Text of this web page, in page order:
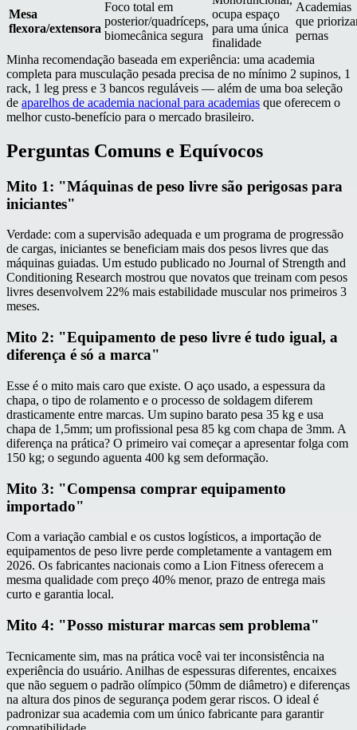
Mesa
flexora/extensora
Foco total em
posterior/quadríceps,
biomecânica segura
ocupa espaço
para uma única
finalidade
Academias
que
pernas
Minha recomendação baseada em experiência: uma academia
completa para musculação pesada precisa de no mínimo 2 supinos, 1
rack, 1 leg press e 3 bancos reguláveis — além de uma boa seleção
de aparelhos de academia nacional para academias que oferecem o
melhor custo-benefício para o mercado brasileiro.
Perguntas Comuns e Equívocos
Mito 1: "Máquinas de peso livre são perigosas para
iniciantes"
Verdade: com a supervisão adequada e um programa de progressão
de cargas, iniciantes se beneficiam mais dos pesos livres que das
máquinas guiadas. Um estudo publicado no Journal of Strength and
Conditioning Research mostrou que novatos que treinam com pesos
livres desenvolvem 22% mais estabilidade muscular nos primeiros 3
meses.
Mito 2: "Equipamento de peso livre é tudo igual, a
diferença é só a marca"
Esse é o mito mais caro que existe. O aço usado, a espessura da
chapa, o tipo de rolamento e o processo de soldagem diferem
drasticamente entre marcas. Um supino barato pesa 35 kg e usa
chapa de 1,5mm; um profissional pesa 85 kg com chapa de 3mm. A
diferença na prática? O primeiro vai começar a apresentar folga com
150 kg; o segundo aguenta 400 kg sem deformação.
Mito 3: "Compensa comprar equipamento
importado"
Com a variação cambial e os custos logísticos, a importação de
equipamentos de peso livre perde completamente a vantagem em
2026. Os fabricantes nacionais como a Lion Fitness oferecem a
mesma qualidade com preço 40% menor, prazo de entrega mais
curto e garantia local.
Mito 4: "Posso misturar marcas sem problema"
Tecnicamente sim, mas na prática você vai ter inconsistência na
experiência do usuário. Anilhas de espessuras diferentes, encaixes
que não seguem o padrão olímpico (50mm de diâmetro) e diferenças
na altura dos pinos de segurança podem gerar riscos. O ideal é
padronizar sua academia com um único fabricante para garantir